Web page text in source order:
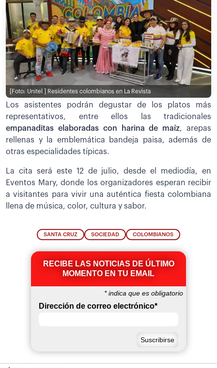
[Foto: Unitel ] Residentes colombianos en La Revista
Los asistentes podrán degustar de los platos más
representativos, entre ellos las tradicionales
empanaditas elaboradas con harina de maíz, arepas
rellenas y la emblemática bandeja paisa, además de
otras especialidades típicas.
La cita será este 12 de julio, desde el mediodía, en
Eventos Mary, donde los organizadores esperan recibir
a visitantes para vivir una auténtica fiesta colombiana
llena de música, color, cultura y sabor.
SANTA CRUZ SOCIEDAD COLOMBIANOS
RECIBE LAS NOTICIAS DE ÚLTIMO
MOMENTO EN TU EMAIL
*indica que es obligatorio
Dirección de correo electrónico*